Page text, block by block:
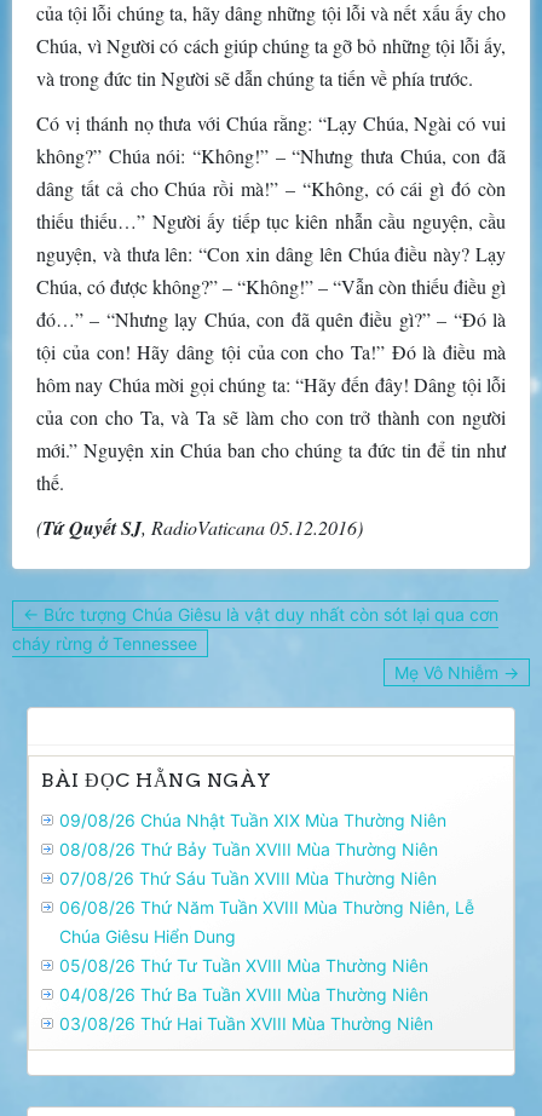
của tội lỗi chúng ta, hãy dâng những tội lỗi và nết xấu ấy cho
Chúa, vì Người có cách giúp chúng ta gỡ bỏ những tội lỗi ấy,
và trong đức tin Người sẽ dẫn chúng ta tiến về phía trước.
Có vị thánh nọ thưa với Chúa rằng: “Lạy Chúa, Ngài có vui
không?” Chúa nói: “Không!” – “Nhưng thưa Chúa, con đã
dâng tất cả cho Chúa rồi mà!” – “Không, có cái gì đó còn
thiếu thiếu…” Người ấy tiếp tục kiên nhẫn cầu nguyện, cầu
nguyện, và thưa lên: “Con xin dâng lên Chúa điều này? Lạy
Chúa, có được không?” – “Không!” – “Vẫn còn thiếu điều gì
đó…” – “Nhưng lạy Chúa, con đã quên điều gì?” – “Đó là
tội của con! Hãy dâng tội của con cho Ta!” Đó là điều mà
hôm nay Chúa mời gọi chúng ta: “Hãy đến đây! Dâng tội lỗi
của con cho Ta, và Ta sẽ làm cho con trở thành con người
mới.” Nguyện xin Chúa ban cho chúng ta đức tin để tin như
thế.
(Tứ Quyết SJ, RadioVaticana 05.12.2016)
Điều
hướng
bài
← Bức tượng Chúa Giêsu là vật duy nhất còn sót lại qua cơn
cháy rừng ở Tennessee
Mẹ Vô Nhiễm →
BÀI ĐỌC HẰNG NGÀY
09/08/26 Chúa Nhật Tuần XIX Mùa Thường Niên
08/08/26 Thứ Bảy Tuần XVIII Mùa Thường Niên
07/08/26 Thứ Sáu Tuần XVIII Mùa Thường Niên
06/08/26 Thứ Năm Tuần XVIII Mùa Thường Niên, Lễ
Chúa Giêsu Hiển Dung
05/08/26 Thứ Tư Tuần XVIII Mùa Thường Niên
04/08/26 Thứ Ba Tuần XVIII Mùa Thường Niên
03/08/26 Thứ Hai Tuần XVIII Mùa Thường Niên